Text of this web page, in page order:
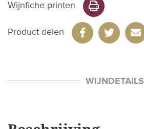
Wijnfiche printen
Product delen
WIJNDETAILS